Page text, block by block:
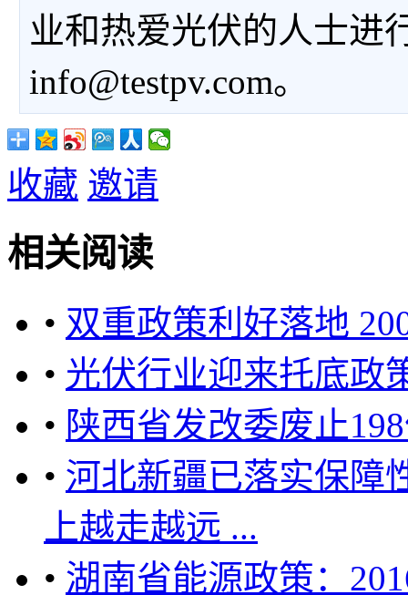
业和热爱光伏的人士进
info@testpv.com。
收藏 邀请
相关阅读
• 双重政策利好落地
• 光伏行业迎来托底政
• 陕西省发改委废止
• 河北新疆已落实保障
上越走越远 ...
• 湖南省能源政策：